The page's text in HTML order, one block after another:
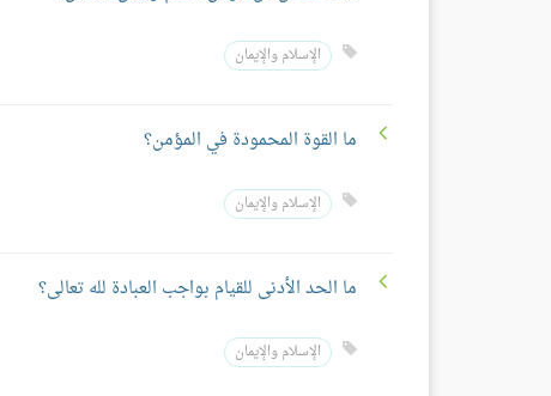
الإسلام والإيمان
ما القوة المحمودة في المؤمن؟
الإسلام والإيمان
ما الحد الأدنى للقيام بواجب العبادة لله تعالى؟
الإسلام والإيمان